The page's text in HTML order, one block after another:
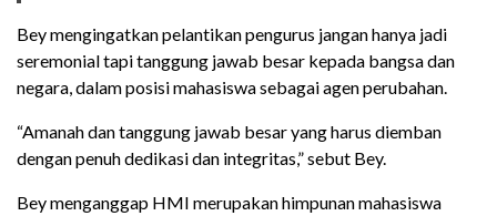
Bey mengingatkan pelantikan pengurus jangan hanya jadi
seremonial tapi tanggung jawab besar kepada bangsa dan
negara, dalam posisi mahasiswa sebagai agen perubahan.
“Amanah dan tanggung jawab besar yang harus diemban
dengan penuh dedikasi dan integritas,” sebut Bey.
Bey menganggap HMI merupakan himpunan mahasiswa